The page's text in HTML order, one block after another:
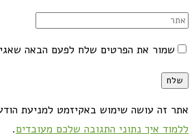
שמור את הפרטים שלח לפעם הבאה
אתר זה עושה שימוש באקיזמט למניעת
ללמוד איך נתוני התגובה שלכם מעובדים.